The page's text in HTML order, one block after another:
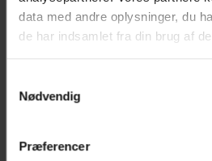
data med andre oplysninger, du
de har indsamlet fra din brug af
Nødvendig
Præferencer